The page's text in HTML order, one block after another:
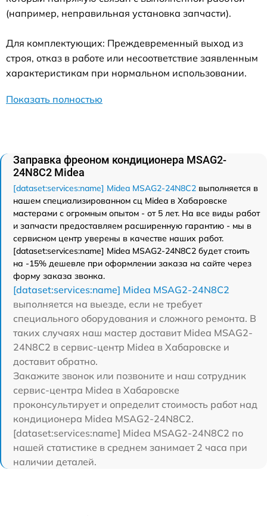
(например, неправильная установка запчасти).
Для комплектующих: Преждевременный выход из
строя, отказ в работе или несоответствие заявленным
характеристикам при нормальном использовании.
Показать полностью
Заправка фреоном кондиционера MSAG2-
24N8C2 Midea
[dataset:services:name] Midea MSAG2-24N8C2 выполняется в
нашем специализированном сц Midea в Хабаровске
мастерами с огромным опытом - от 5 лет. На все виды работ
и запчасти предоставляем расширенную гарантию - мы в
сервисном центр уверены в качестве наших работ.
[dataset:services:name] Midea MSAG2-24N8C2 будет стоить
на -15% дешевле при оформлении заказа на сайте через
форму заказа звонка.
[dataset:services:name] Midea MSAG2-24N8C2
выполняется на выезде, если не требует
специального оборудования и сложного ремонта. В
таких случаях наш мастер доставит Midea MSAG2-
24N8C2 в сервис-центр Midea в Хабаровске и
доставит обратно.
Закажите звонок или позвоните и наш сотрудник
сервис-центра Midea в Хабаровске
проконсультирует и определит стоимость работ над
кондиционера Midea MSAG2-24N8C2.
[dataset:services:name] Midea MSAG2-24N8C2 по
нашей статистике в среднем занимает 2 часа при
наличии деталей.